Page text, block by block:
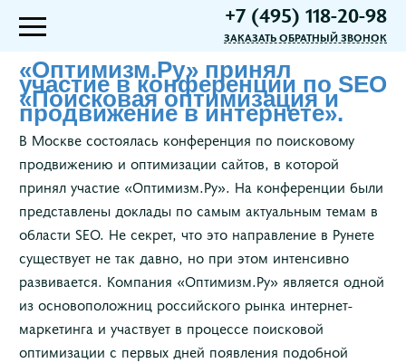
+7 (495) 118-20-98
ЗАКАЗАТЬ ОБРАТНЫЙ ЗВОНОК
«Оптимизм.Ру» принял
участие в конференции по SEO
«Поисковая оптимизация и
продвижение в интернете».
В Москве состоялась конференция по поисковому
продвижению и оптимизации сайтов, в которой
принял участие «Оптимизм.Ру». На конференции были
представлены доклады по самым актуальным темам в
области SEO. Не секрет, что это направление в Рунете
существует не так давно, но при этом интенсивно
развивается. Компания «Оптимизм.Ру» является одной
из основоположниц российского рынка интернет-
маркетинга и участвует в процессе поисковой
оптимизации с первых дней появления подобной